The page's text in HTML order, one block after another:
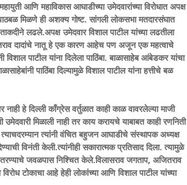
आणि महाविकास आघाडीच्या उमेदवारांच्या विरोधात अपक्ष
मिळणे ही अशक्य गोष्ट. सांगली लोकसभा मतदारसंघात
लढले.अपक्ष उमेदवार विशाल पाटील यांच्या लढतीला
दादांचे नातू हे एक कारण आहेच पण अजून एक महत्वाचे
पाटील यांना दिलेला पाठिंबा. बाळासाहेब आंबेडकर यांचा
पाठिंबा दिल्यामुळे विशाल पाटील यांना हत्तीचे बळ
हे दिल्ली काँग्रेस वर्तुळात काही काळ वावरलेल्या माजी
मिळाली नाही तर काय करायचे याबाबत काही रणनिती
त्यांनी वंचित बहुजन आघाडीचे संस्थापक अध्यक्ष
विनंती केली.त्यांनीही सकारात्मक प्रतिसाद दिला. त्यामुळे
जवळपास निश्चित केले.विलासराव जगताप, अजितराव
टोकाचा आहे हेही लोकांच्या आणि विशाल पाटील यांच्या